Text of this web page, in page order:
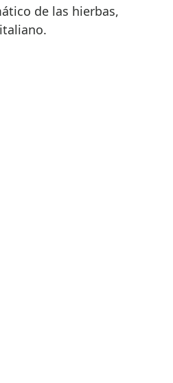
de las hierbas,